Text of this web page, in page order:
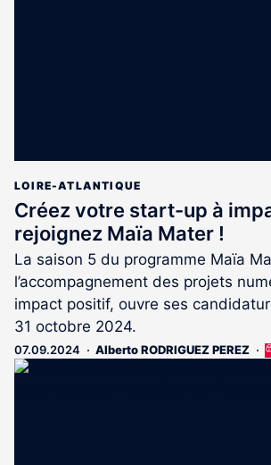
LOIRE-ATLANTIQUE
Créez votre start-up à
rejoignez Maïa Mater !
La saison 5 du programme Maïa
l’accompagnement des projets
impact positif, ouvre ses
31 octobre 2024.
07.09.2024 Alberto RODRIGUEZ PEREZ